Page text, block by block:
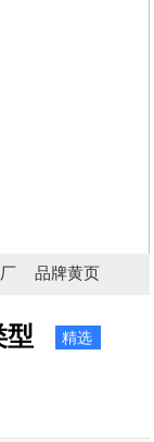
品牌黄页
精选